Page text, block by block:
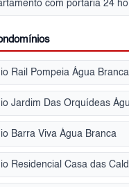
Rail Pompeia Água Branca
Jardim Das Orquídeas
Barra Viva Água Branca